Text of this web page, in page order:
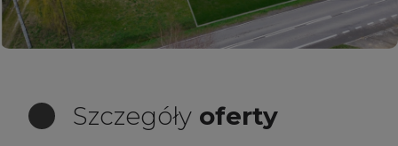
Szczegóły oferty